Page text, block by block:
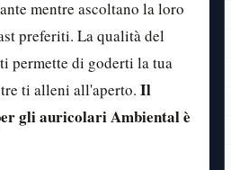
mentre ascoltano la loro
preferiti. La qualità del
permette di goderti la tua
ti alleni all'aperto. Il
gli auricolari Ambiental è